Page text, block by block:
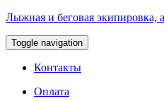
Лыжная и беговая экипировка,
Toggle navigation
Контакты
Оплата